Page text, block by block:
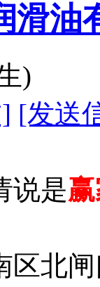
滑油
)
[发送
说是
区北